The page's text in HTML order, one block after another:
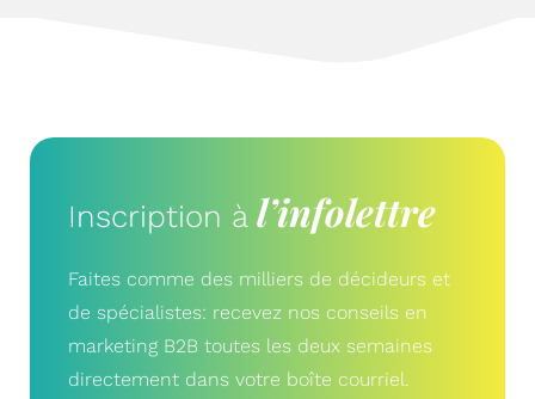
Inscription à l’infolettre
Faites comme des milliers de décideurs et
de spécialistes: recevez nos conseils en
marketing B2B toutes les deux semaines
directement dans votre boîte courriel.